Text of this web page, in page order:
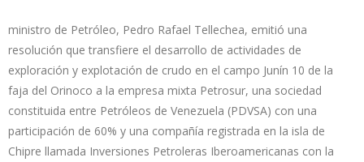
ministro de Petróleo, Pedro Rafael Tellechea, emitió una
resolución que transfiere el desarrollo de actividades de
exploración y explotación de crudo en el campo Junín 10 de la
faja del Orinoco a la empresa mixta Petrosur, una sociedad
constituida entre Petróleos de Venezuela (PDVSA) con una
participación de 60% y una compañía registrada en la isla de
Chipre llamada Inversiones Petroleras Iberoamericanas con la